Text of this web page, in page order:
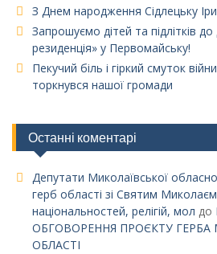
З Днем народження Сідлецьку
Запрошуємо дітей та підлітків
резиденція» у Первомайську!
Пекучий біль і гіркий смуток
торкнувся нашої громади
Останні коментарі
Депутати Миколаївської
герб області зі Святим
національностей, релігій, мол до
ОБГОВОРЕННЯ ПРОЄКТУ ГЕРБА
ОБЛАСТІ